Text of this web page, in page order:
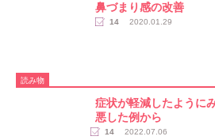
鼻づまり感の改善
14 2020.01.29
読み物
症状が軽減したように
悪した例から
14 2022.07.06